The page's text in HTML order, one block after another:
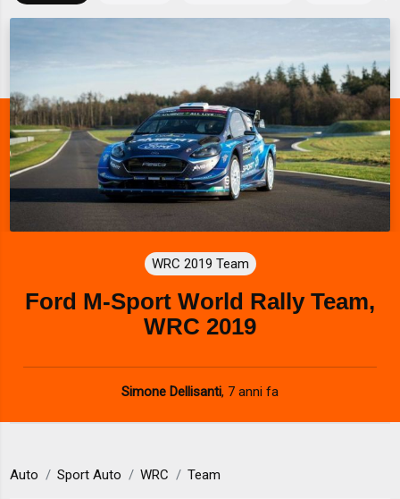
WRC 2019 Team
Ford M-Sport World Rally Team,
WRC 2019
Simone Dellisanti, 7 anni fa
Auto Sport Auto WRC Team